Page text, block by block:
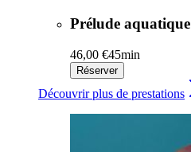
Prélude
46,00 €45min
Réserver
Découvrir plus de prestations